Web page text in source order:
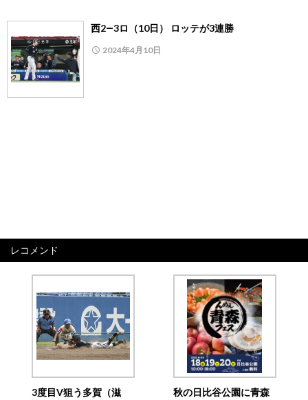
西2―3ロ（10日） ロッテが3連勝
2024年4月10日
レコメンド
3度目V狙う多賀（滋
秋の日比谷公園に青森